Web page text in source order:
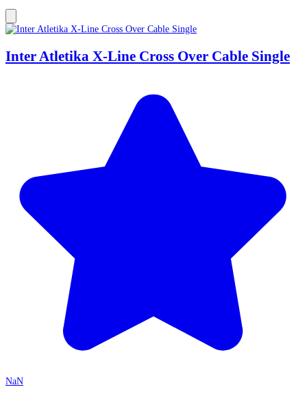
Inter Atletika X-Line Cross Over Cable Single
NaN